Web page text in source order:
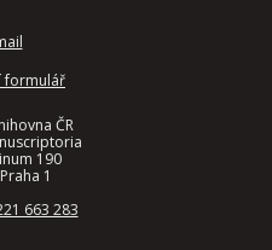
formulář
ČR
190
1
663 283